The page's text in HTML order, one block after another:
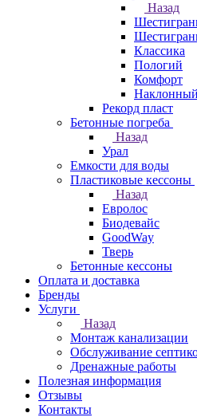
Назад
Классика
Пологий
Комфорт
Наклонный
Рекорд пласт
Бетонные погреба
Назад
Урал
Емкости для воды
Пластиковые кессоны
Назад
Евролос
Биодевайс
GoodWay
Тверь
Бетонные кессоны
Оплата и доставка
Бренды
Услуги
Назад
Монтаж канализации
Обслуживание
Дренажные работы
Полезная информация
Отзывы
Контакты